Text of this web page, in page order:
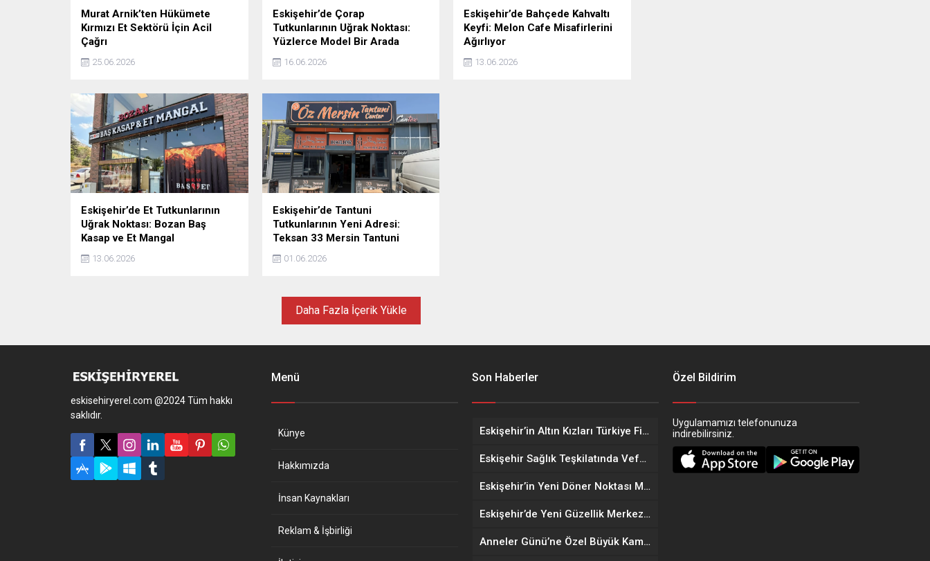
Murat Arnik’ten Hükümete
Kırmızı Et Sektörü İçin Acil
Çağrı
25.06.2026
Eskişehir’de Çorap
Tutkunlarının Uğrak Noktası:
Yüzlerce Model Bir Arada
16.06.2026
Eskişehir’de Bahçede Kahvaltı
Keyfi: Melon Cafe Misafirlerini
Ağırlıyor
13.06.2026
Eskişehir’de Et Tutkunlarının
Uğrak Noktası: Bozan Baş
Kasap ve Et Mangal
13.06.2026
Eskişehir’de Tantuni
Tutkunlarının Yeni Adresi:
Teksan 33 Mersin Tantuni
01.06.2026
Daha Fazla İçerik Yükle
eskisehiryerel.com @2024 Tüm hakkı
saklıdır.
Menü
Künye
Hakkımızda
İnsan Kaynakları
Reklam & İşbirliği
Son Haberler
Eskişehir’in Altın Kızları Türkiye Finalleri Yolunda!
Eskişehir Sağlık Teşkilatında Vefa Buluşması
Eskişehir’in Yeni Döner Noktası MOGAF Döner Hizmete Açıldı
Eskişehir’de Yeni Güzellik Merkezi Açıldı: Kıymet Önder Güzellik Merkezi Cilt bakım
Anneler Günü’ne Özel Büyük Kampanya: Goldes Kuyumculuk’ta İndirim ve Hediye Fırsatı
Özel Bildirim
Uygulamamızı telefonunuza
indirebilirsiniz.